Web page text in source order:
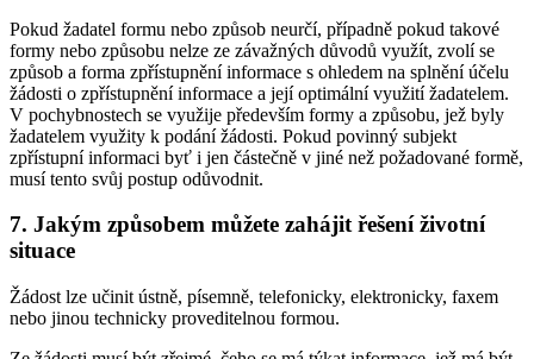
Pokud žadatel formu nebo způsob neurčí, případně pokud takové
formy nebo způsobu nelze ze závažných důvodů využít, zvolí se
způsob a forma zpřístupnění informace s ohledem na splnění účelu
žádosti o zpřístupnění informace a její optimální využití žadatelem.
V pochybnostech se využije především formy a způsobu, jež byly
žadatelem využity k podání žádosti. Pokud povinný subjekt
zpřístupní informaci byť i jen částečně v jiné než požadované formě,
musí tento svůj postup odůvodnit.
7. Jakým způsobem můžete zahájit řešení životní
situace
Žádost lze učinit ústně, písemně, telefonicky, elektronicky, faxem
nebo jinou technicky proveditelnou formou.